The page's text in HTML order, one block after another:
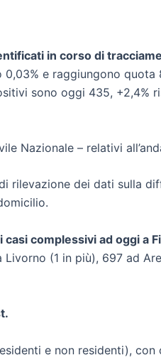
in corso di
e raggiungono
sono oggi 435, +2,4%
Nazionale – relativi
rilevazione dei dati sulla
casi complessivi ad oggi a
(1 in più), 697 ad
e non residenti),